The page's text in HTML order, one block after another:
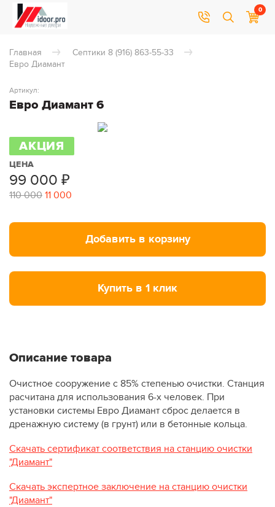
0
Главная
Септики 8 (916) 863-55-33
Евро Диамант
Евро Диамант 6
Артикул:
АКЦИЯ
ЦЕНА
99 000 ₽
110 000 11 000
Добавить в корзину
Купить в 1 клик
Описание товара
Очистное сооружение с 85% степенью очистки. Станция
расчитана для использования 6-х человек. При
установки системы Евро Диамант сброс делается в
дренажную систему (в грунт) или в бетонные кольца.
Скачать сертификат соответствия на станцию очистки
"Диамант"
Скачать экспертное заключение на станцию очистки
"Диамант"